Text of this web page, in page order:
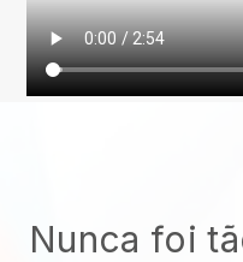
Nunca foi